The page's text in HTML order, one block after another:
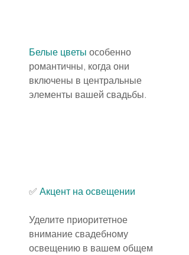
Белые цветы особенно
романтичны, когда они
включены в центральные
элементы вашей свадьбы.
✅ Акцент на освещении
Уделите приоритетное
внимание свадебному
освещению в вашем общем